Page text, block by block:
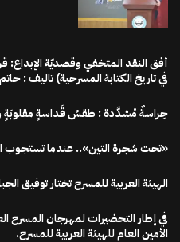
أفق النقد المتخفي وقصديّة
في تاريخ الكتابة المسرحية) تاليف :
حِراسةٌ مُشدَّدة : طقسُ قَداسةٍ مقلوبَةٍ
«تحت شجرة التين».. عندما تستجوب
الهيئة العربية للمسرح تختار توفيق
في إطار التحضيرات لمهرجان المسرح
الأمين العام للهيئة العربية للمسرح.